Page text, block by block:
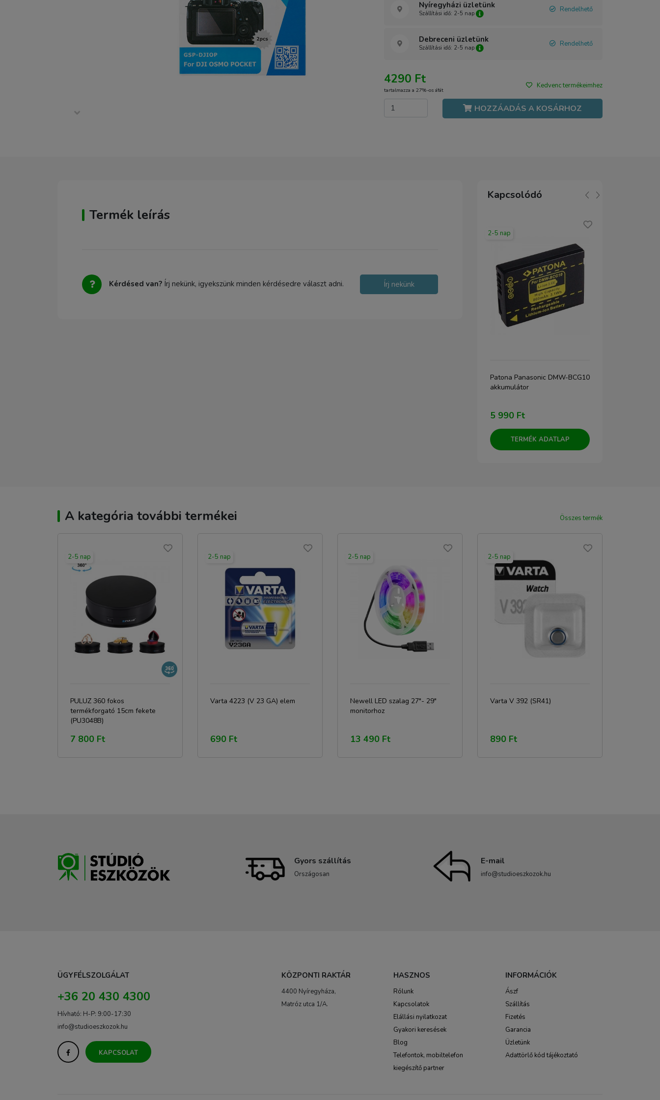
Nyíregyházi üzletünk
Szállítási idő: 2-5 nap Rendelhető
Debreceni üzletünk
Szállítási idő: 2-5 nap Rendelhető
4290 Ft
tartalmazza a 27%-os áfát
Kedvenc termékeimhez
HOZZÁADÁS A KOSÁRHOZ
Termék leírás
Kérdésed van? Írj nekünk, igyekszünk minden kérdésedre választ adni. Írj nekünk
Kapcsolódó
2-5 nap
Patona Panasonic DMW-BCG10
akkumulátor
5 990 Ft
TERMÉK ADATLAP
A kategória további termékei Összes termék
2-5 nap
PULUZ 360 fokos
termékforgató 15cm fekete
(PU3048B)
7 800 Ft
2-5 nap
Varta 4223 (V 23 GA) elem
690 Ft
2-5 nap
Newell LED szalag 27"- 29"
monitorhoz
13 490 Ft
2-5 nap
Varta V 392 (SR41)
890 Ft
Gyors szállítás
Országosan
E-mail
info@studioeszkozok.hu
ÜGYFÉLSZOLGÁLAT
+36 20 430 4300
Hívható: H-P: 9:00-17:30
info@studioeszkozok.hu
KAPCSOLAT
KÖZPONTI RAKTÁR
4400 Nyíregyháza,
Matróz utca 1/A.
HASZNOS
Rólunk
Kapcsolatok
Elállási nyilatkozat
Gyakori keresések
Blog
Telefontok, mobiltelefon
kiegészítő partner
INFORMÁCIÓK
Ászf
Szállítás
Fizetés
Garancia
Üzletünk
Adattörlő kód tájékoztató